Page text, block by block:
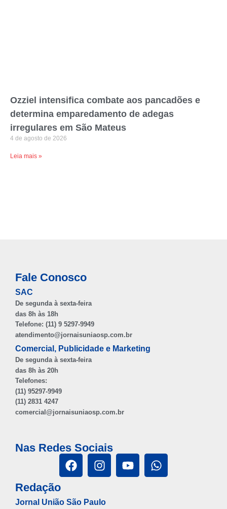
Ozziel intensifica combate aos pancadões e
determina emparedamento de adegas
irregulares em São Mateus
4 de agosto de 2026
Leia mais »
Fale Conosco
SAC
De segunda à sexta-feira
das 8h às 18h
Telefone: (11) 9 5297-9949
atendimento@jornaisuniaosp.com.br
Comercial, Publicidade e Marketing
De segunda à sexta-feira
das 8h às 20h
Telefones:
(11) 95297-9949
(11) 2831 4247
comercial@jornaisuniaosp.com.br
Nas Redes Sociais
Redação
Jornal União São Paulo